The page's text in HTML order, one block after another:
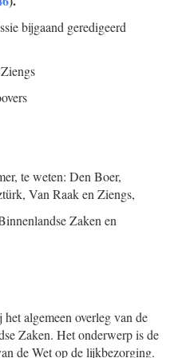
bijgaand geredigeerd
Ziengs
te weten: Den Boer,
Van Raak en Ziengs,
Zaken en
algemeen overleg van de
Zaken. Het onderwerp is de
de Wet op de lijkbezorging.